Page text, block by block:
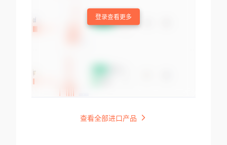
登录查看更多
查看全部进口产品